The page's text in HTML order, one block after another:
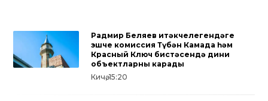
Радмир Беляев җитәкчелегендәге
эшче комиссия Түбән Камада һәм
Красный Ключ бистәсендә дини
объектларны карады
Кичә, 15:20